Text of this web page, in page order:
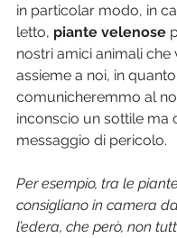
in particolar modo, in
letto, piante velenose
nostri amici animali che
assieme a noi, in quanto
comunicheremmo al
inconscio un sottile ma
messaggio di pericolo.
Per esempio, tra le
consigliano in camera da
l’edera, che però, non